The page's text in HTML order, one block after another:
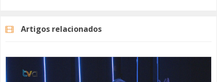
Artigos relacionados